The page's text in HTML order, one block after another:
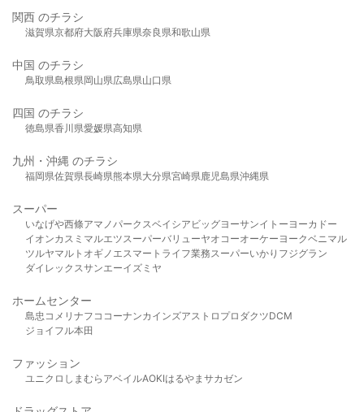
関西 のチラシ
滋賀県京都府大阪府兵庫県奈良県和歌山県
中国 のチラシ
鳥取県島根県岡山県広島県山口県
四国 のチラシ
徳島県香川県愛媛県高知県
九州・沖縄 のチラシ
福岡県佐賀県長崎県熊本県大分県宮崎県鹿児島県沖縄県
スーパー
いなげや西條アマノパークスベイシア ビッグヨーサンイトーヨーカドー
イオンカスミ マルエツスーパーバリューヤオコーオーケー ヨークベニマル
ツルヤマルト オギノ エスマート ライフ業務スーパーいかり フジグラン
ダイレックスサンエーイズミヤ
ホームセンター
島忠 コメリ ナフコ コーナンカインズアストロプロダクツDCM
ジョイフル本田
ファッション
ユニクロ しまむら アベイルAOKIはるやま サカゼン